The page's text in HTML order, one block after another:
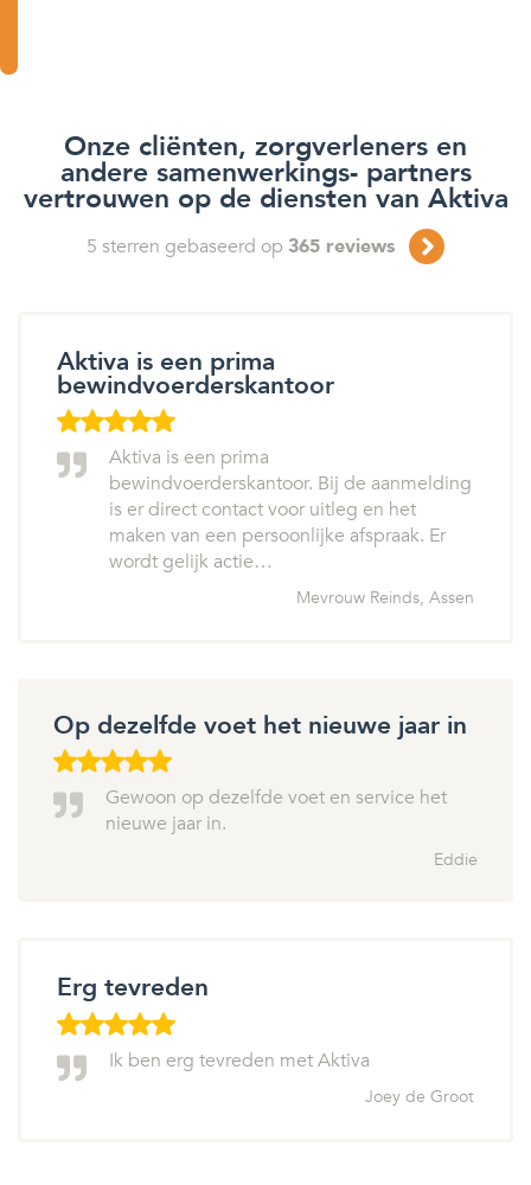
Onze cliënten, zorgverleners en
andere samenwerkings- partners
vertrouwen op de diensten van Aktiva
5 sterren gebaseerd op 365 reviews
Aktiva is een prima
bewindvoerderskantoor
Aktiva is een prima
bewindvoerderskantoor. Bij de aanmelding
is er direct contact voor uitleg en het
maken van een persoonlijke afspraak. Er
wordt gelijk actie…
Mevrouw Reinds, Assen
Op dezelfde voet het nieuwe jaar in
Gewoon op dezelfde voet en service het
nieuwe jaar in.
Eddie
Erg tevreden
Ik ben erg tevreden met Aktiva
Joey de Groot